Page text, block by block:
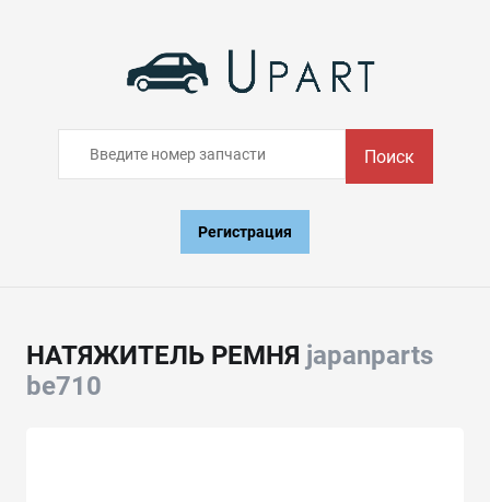
Поиск
Регистрация
НАТЯЖИТЕЛЬ РЕМНЯ japanparts
be710